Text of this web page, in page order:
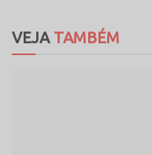
VEJATAMBÉM